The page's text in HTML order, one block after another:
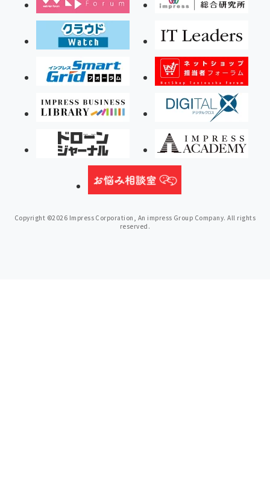
Copyright ©2026 Impress Corporation, An impress Group Company. All rights
reserved.